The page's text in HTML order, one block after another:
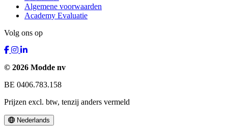
Algemene voorwaarden
Academy Evaluatie
Volg ons op
© 2026 Modde nv
BE 0406.783.158
Prijzen excl. btw, tenzij anders vermeld
Nederlands